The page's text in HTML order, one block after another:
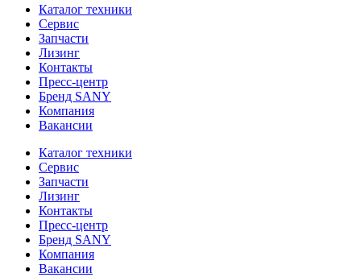
Каталог техники
Сервис
Запчасти
Лизинг
Контакты
Пресс-центр
Бренд SANY
Компания
Вакансии
Каталог техники
Сервис
Запчасти
Лизинг
Контакты
Пресс-центр
Бренд SANY
Компания
Вакансии